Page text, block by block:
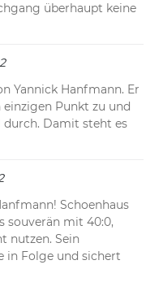
überhaupt keine
Yannick Hanfmann. Er
einzigen Punkt zu und
durch. Damit steht es
Schoenhaus
souverän mit 40:0,
nutzen. Sein
in Folge und sichert